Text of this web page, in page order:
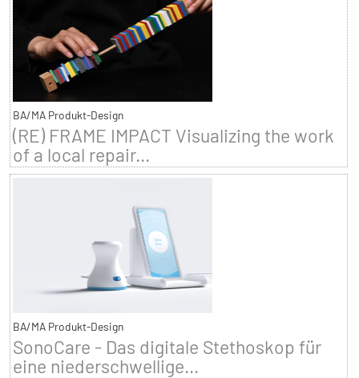
BA/MA Produkt-Design
(RE) FRAME IMPACT Visualizing the work
of a local repair...
BA/MA Produkt-Design
SonoCare - Das digitale Stethoskop für
eine niederschwellige...